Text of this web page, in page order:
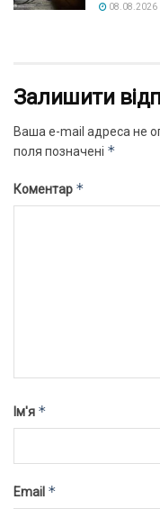
08.08.2026
Залишити
Ваша e-mail адреса не
поля позначені *
Коментар *
Ім'я *
Email *